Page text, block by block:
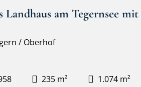
Landhaus am Tegernsee
/ Oberhof
235 m² 1.074 m²